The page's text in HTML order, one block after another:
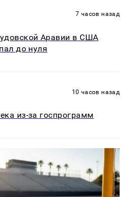
7 часов назад
Аравии в США
до нуля
10 часов назад
из-за госпрограмм